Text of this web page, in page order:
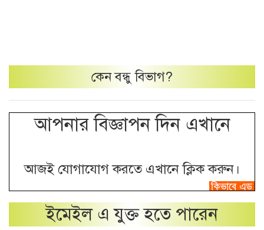
কেনবন্ধুবিভাগ?
আপনার বিজ্ঞাপন দিন এখানে
আজই যোগাযোগ করতে এখানে ক্লিক করুন।
ইমেইল এ যুক্ত হতে পারেন